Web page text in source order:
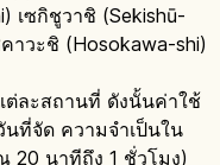
เซกิชูวาชิ (Sekishū-
าวะชิ (Hosokawa-shi)
ต่ละสถานที่ ดังนั้นค่าใช้
ที่จัด ความจำเป็นใน
20 นาทีถึง 1 ชั่วโมง)